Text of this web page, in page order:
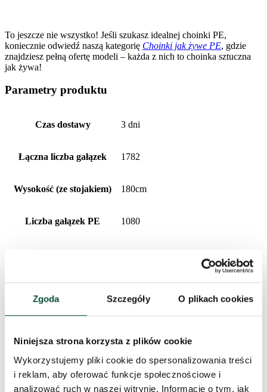
Zgoda Szczegóły O plikach cookies
Niniejsza strona korzysta z plików cookie
Wykorzystujemy pliki cookie do spersonalizowania treści
i reklam, aby oferować funkcje społecznościowe i
analizować ruch w naszej witrynie. Informacje o tym, jak
To jeszcze nie wszystko! Jeśli szukasz idealnej choinki PE,
koniecznie odwiedź naszą kategorię Choinki jak żywe PE, gdzie
znajdziesz pełną ofertę modeli – każda z nich to choinka sztuczna
jak żywa!
Parametry produktu
Czas dostawy 3 dni
Łączna liczba gałązek 1782
Wysokość (ze stojakiem) 180cm
Liczba gałązek PE 1080
Liczba gałązek PVC 702
Rodzaj igliwia PE + PVC
Wykonanie Gęste